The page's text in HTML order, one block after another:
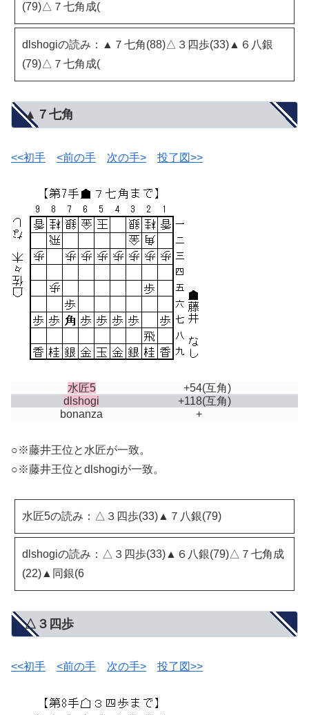
(79)△７七角成(
dlshogiの読み：▲７七角(88)△３四歩(33)▲６八銀
(79)△７七角成(
▲７七角
<<初手 <前の手 次の手> 投了図>>
水匠5 +54(互角)
dlshogi
+118(互角)
bonanza
+
○※藤井王位と水匠が一致。
○※藤井王位とdlshogiが一致。
水匠5の読み：△３四歩(33)▲７八銀(79)
dlshogiの読み：△３四歩(33)▲６八銀(79)△７七角成
(22)▲同銀(6
△３四歩
<<初手 <前の手 次の手> 投了図>>